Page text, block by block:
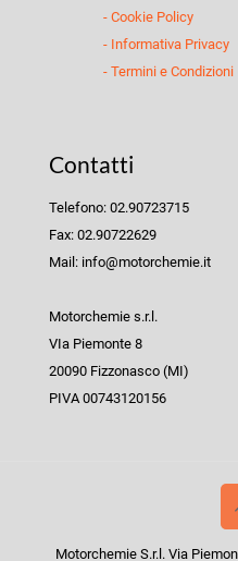
- Cookie Policy
- Informativa Privacy
- Termini e Condizioni
Contatti
Telefono: 02.90723715
Fax: 02.90722629
Mail: info@motorchemie.it
Motorchemie s.r.l.
VIa Piemonte 8
20090 Fizzonasco (MI)
PIVA 00743120156
Motorchemie S.r.l. Via